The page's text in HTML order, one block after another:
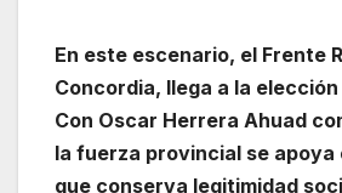
En este escenario, el Frente
Concordia, llega a la
Con Oscar Herrera Ahuad
la fuerza provincial se apoya
que conserva legitimidad